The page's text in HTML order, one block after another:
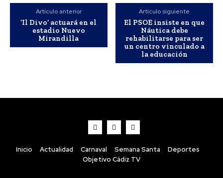
Artículo anterior
‘Il Divo’ actuará en el
estadio Nuevo
Mirandilla
Artículo siguiente
El PSOE insiste en que
Náutica debe
rehabilitarse para ser
un centro vinculado a
la educación
Inicio Actualidad Carnaval Semana Santa
Deportes
Objetivo Cádiz TV